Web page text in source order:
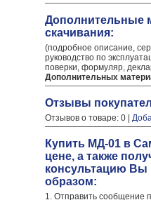
Дополнительные
скачивания:
(подробное описание,
руководство по
поверки, формуляр,
Дополнительных
Отзывы
Отзывов о товаре: 0 |
Купить МД-01 в
цене, а также
консультацию
образом:
1. Отправить сообщение